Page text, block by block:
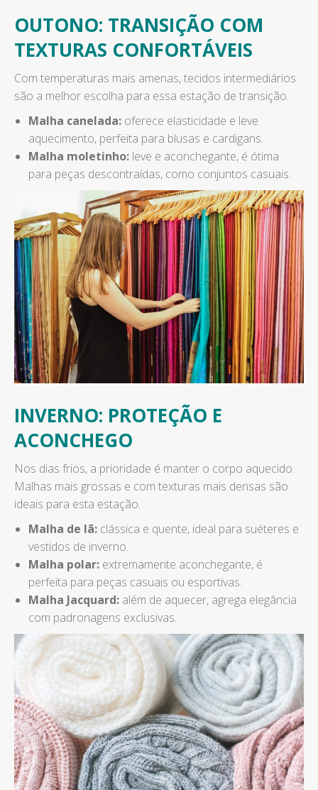
OUTONO: TRANSIÇÃO COM
TEXTURAS CONFORTÁVEIS
Com temperaturas mais amenas, tecidos intermediários
são a melhor escolha para essa estação de transição.
Malha canelada: oferece elasticidade e leve
aquecimento, perfeita para blusas e cardigans.
Malha moletinho: leve e aconchegante, é ótima
para peças descontraídas, como conjuntos casuais.
INVERNO: PROTEÇÃO E
ACONCHEGO
Nos dias frios, a prioridade é manter o corpo aquecido.
Malhas mais grossas e com texturas mais densas são
ideais para esta estação.
Malha de lã: clássica e quente, ideal para suéteres e
vestidos de inverno.
Malha polar: extremamente aconchegante, é
perfeita para peças casuais ou esportivas.
Malha Jacquard: além de aquecer, agrega elegância
com padronagens exclusivas.